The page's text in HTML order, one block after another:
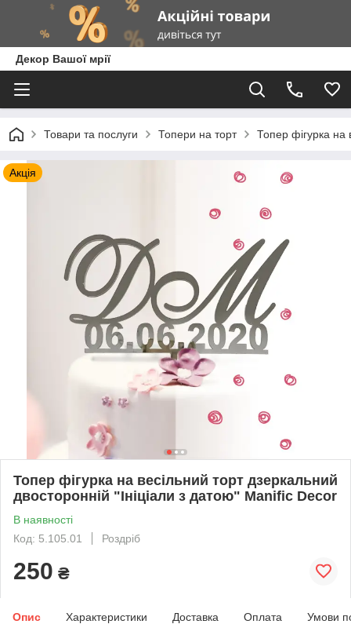
Декор Вашої мрії
Товари та послуги Топери на торт Топер фігурка на
Акція
Топер фігурка на весільний торт дзеркальний
двосторонній "Ініціали з датою" Manific Decor
В наявності
Код: 5.105.01
Роздріб
250 ₴
Опис Характеристики Доставка Оплата Умови